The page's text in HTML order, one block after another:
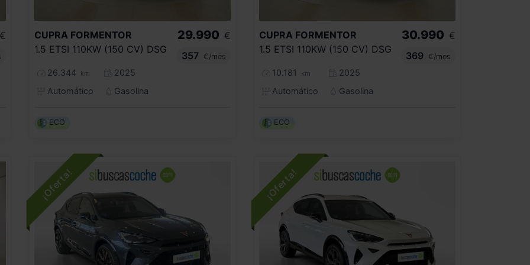
€ CUPRA FORMENTOR
1.5 ETSI 110KW (150 CV) DSG
26.344 km
2025
Automático
Gasolina
29.990 €
357
€/mes
ECO
CUPRA FORMENTOR
1.5 ETSI 110KW (150 CV) DSG
10.181 km
2025
Automático
Gasolina
30.990 €
369
€/mes
ECO